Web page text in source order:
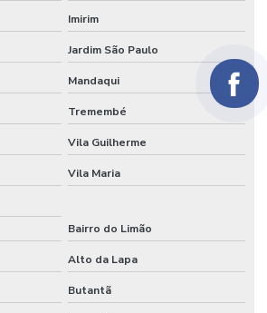
casado comprar
Imirim
Jardim São Paulo
Mandaqui
Tremembé
Vila Guilherme
Vila Maria
Bairro do Limão
Alto da Lapa
Butantã